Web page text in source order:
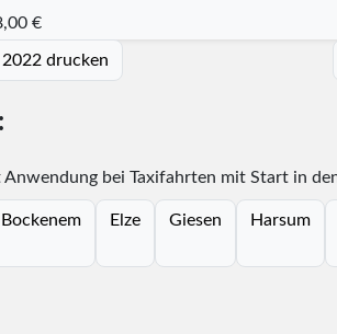
€
drucken
bei Taxifahrten mit Start in
Bockenem Elze Giesen Harsum